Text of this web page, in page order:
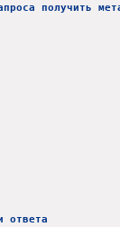
получить
ответа